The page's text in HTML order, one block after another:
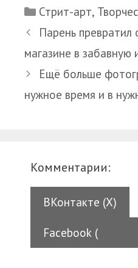
Рубрики
Стрит-арт,
Парень
магазине в забавную
Ещё больше
нужное время и в
Комментарии:
ВКонтакте (X)
Facebook (